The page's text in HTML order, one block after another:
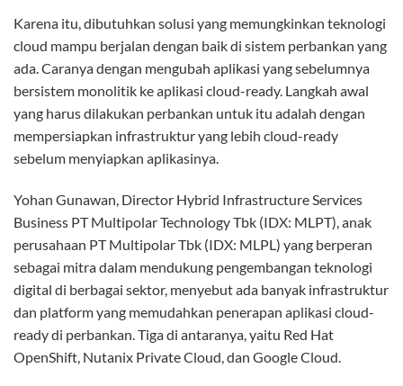
Karena itu, dibutuhkan solusi yang memungkinkan teknologi
cloud mampu berjalan dengan baik di sistem perbankan yang
ada. Caranya dengan mengubah aplikasi yang sebelumnya
bersistem monolitik ke aplikasi cloud-ready. Langkah awal
yang harus dilakukan perbankan untuk itu adalah dengan
mempersiapkan infrastruktur yang lebih cloud-ready
sebelum menyiapkan aplikasinya.
Yohan Gunawan, Director Hybrid Infrastructure Services
Business PT Multipolar Technology Tbk (IDX: MLPT), anak
perusahaan PT Multipolar Tbk (IDX: MLPL) yang berperan
sebagai mitra dalam mendukung pengembangan teknologi
digital di berbagai sektor, menyebut ada banyak infrastruktur
dan platform yang memudahkan penerapan aplikasi cloud-
ready di perbankan. Tiga di antaranya, yaitu Red Hat
OpenShift, Nutanix Private Cloud, dan Google Cloud.